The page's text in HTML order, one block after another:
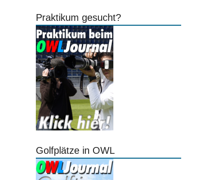
Praktikum gesucht?
Golfplätze in OWL